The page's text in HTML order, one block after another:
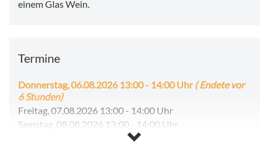
einem Glas Wein.
Termine
Donnerstag, 06.08.2026 13:00- 14:00 Uhr( Endete vor
6 Stunden)
Freitag, 07.08.2026 13:00 - 14:00 Uhr
Samstag, 08.08.2026 13:00 - 14:00 Uhr
Sonntag, 09.08.2026 13:00-14:00 Uhr